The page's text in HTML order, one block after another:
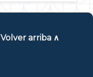
Volver arriba ∧